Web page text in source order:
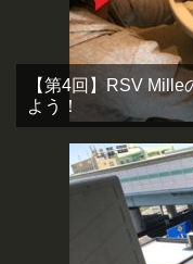
【第4回】RSV
よう！